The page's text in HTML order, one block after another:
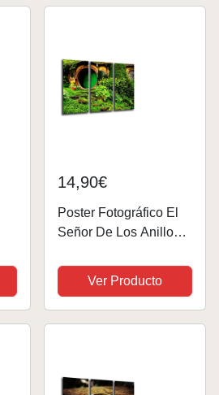
14,90€
Poster Fotográfico El
Señor De Los Anillos
cm XXL
Ver Producto